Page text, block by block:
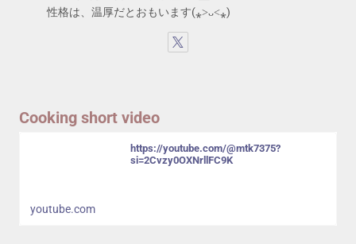
性格は、温厚だとおもいます(⁎˃ᴗ˂⁎)
Cooking short video
https://youtube.com/@mtk7375?
si=2Cvzy0OXNrllFC9K
youtube.com